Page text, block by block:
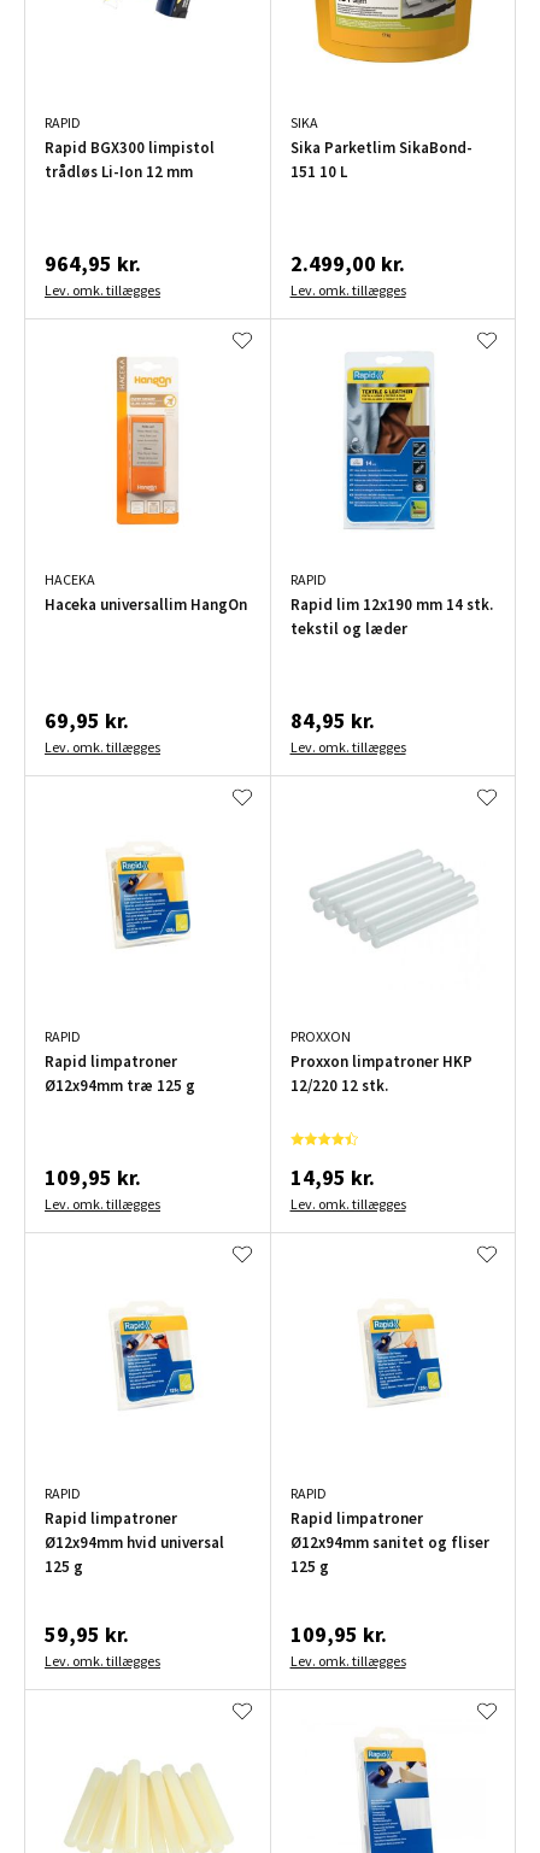
RAPID
Rapid BGX300 limpistol
trådløs Li-Ion 12 mm
964,95 kr.
Lev. omk. tillægges
SIKA
Sika Parketlim SikaBond-
151 10 L
2.499,00 kr.
Lev. omk. tillægges
HACEKA
Haceka universallim HangOn
69,95 kr.
Lev. omk. tillægges
RAPID
Rapid lim 12x190 mm 14 stk.
tekstil og læder
84,95 kr.
Lev. omk. tillægges
RAPID
Rapid limpatroner
Ø12x94mm træ 125 g
109,95 kr.
Lev. omk. tillægges
PROXXON
Proxxon limpatroner HKP
12/220 12 stk.
14,95 kr.
Lev. omk. tillægges
RAPID
Rapid limpatroner
Ø12x94mm hvid universal
125 g
59,95 kr.
Lev. omk. tillægges
RAPID
Rapid limpatroner
Ø12x94mm sanitet og fliser
125 g
109,95 kr.
Lev. omk. tillægges